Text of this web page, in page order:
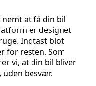
at få din bil
er designet
Indtast blot
for resten. Som
vi, at din bil bliver
besvær.